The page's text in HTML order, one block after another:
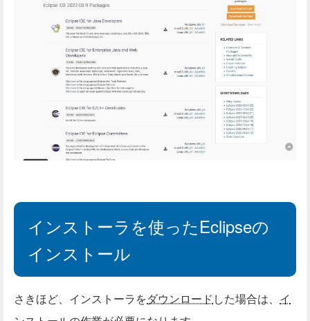
インストーラを使ったEclipseの
インストール
さきほど、インストーラをダウンロード した場合は、 イ